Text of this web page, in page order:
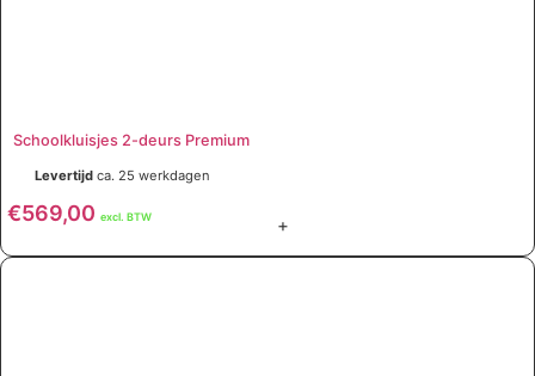
Schoolkluisjes 2-deurs Premium
Levertijdca. 25 werkdagen
€569,00 excl. BTW +